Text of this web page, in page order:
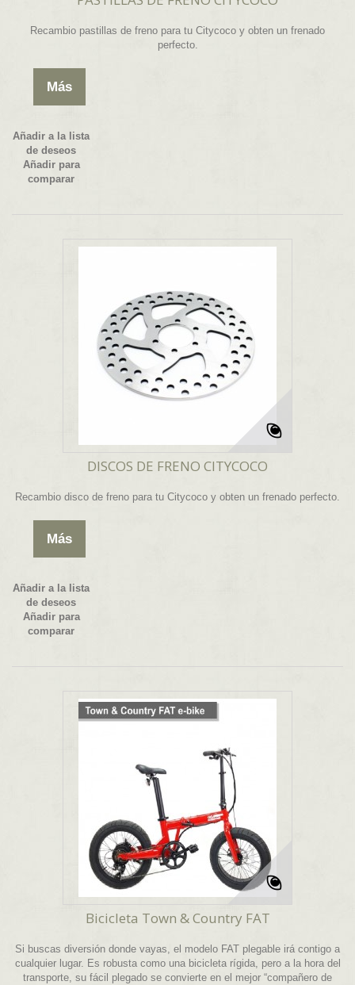
Recambio pastillas de freno para tu Citycoco y obten un frenado
perfecto.
Más
Añadir a la lista
de deseos
Añadir para
comparar
DISCOS DE FRENO CITYCOCO
Recambio disco de freno para tu Citycoco y obten un frenado perfecto.
Más
Añadir a la lista
de deseos
Añadir para
comparar
Bicicleta Town & Country FAT
Si buscas diversión donde vayas, el modelo FAT plegable irá contigo a
cualquier lugar. Es robusta como una bicicleta rígida, pero a la hora del
transporte, su fácil plegado se convierte en el mejor “compañero de